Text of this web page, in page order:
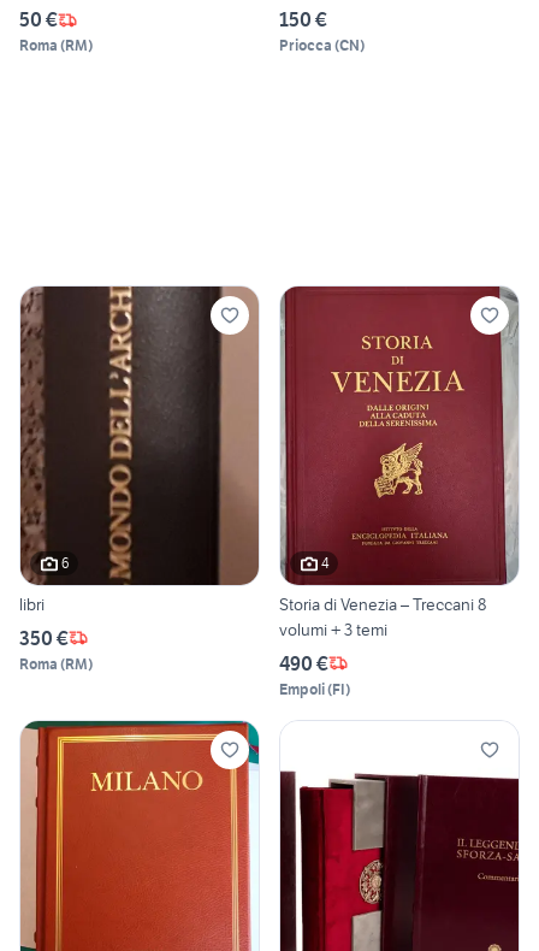
50 €
Roma (RM)
150 €
Priocca (CN)
6
libri
350 €
Roma (RM)
4
Storia di Venezia – Treccani 8
volumi + 3 temi
490 €
Empoli(FI)